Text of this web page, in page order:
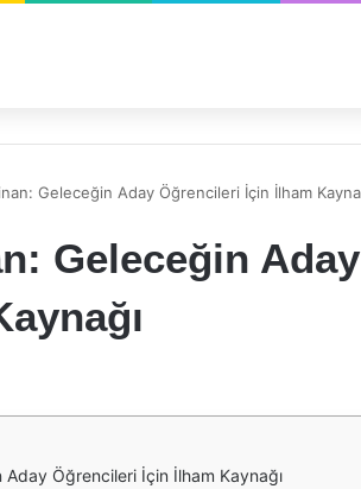
Geleceğin Aday Öğrencileri İçin İlham
Geleceğin
Aday Öğrencileri İçin İlham Kaynağı